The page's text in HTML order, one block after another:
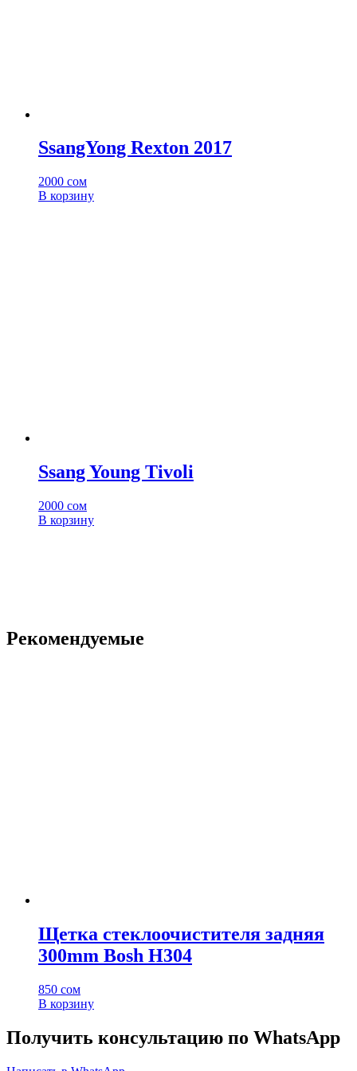
SsangYong Rexton 2017
2000 сом
В корзину
Ssang Young Tivoli
2000 сом
В корзину
Рекомендуемые
Щетка стеклоочистителя задняя
300mm Bosh H304
850 сом
В корзину
Получить консультацию по WhatsApp